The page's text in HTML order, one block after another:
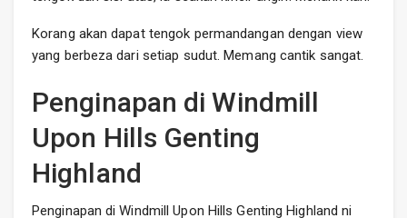
Korang akan dapat tengok permandangan dengan view
yang berbeza dari setiap sudut. Memang cantik sangat.
Penginapan di Windmill
Upon Hills Genting
Highland
Penginapan di Windmill Upon Hills Genting Highland ni